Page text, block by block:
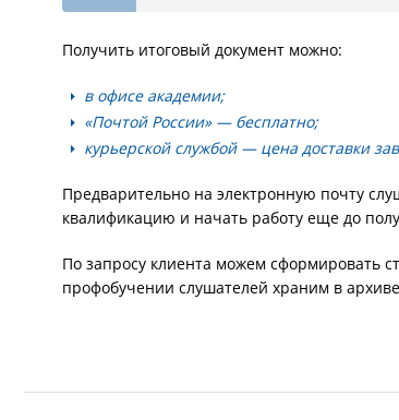
Получить итоговый документ можно:
в офисе академии;
«Почтой России» — бесплатно;
курьерской службой — цена доставки
Предварительно на электронную почту
квалификацию и начать работу еще до
По запросу клиента можем сформировать
профобучении слушателей храним в